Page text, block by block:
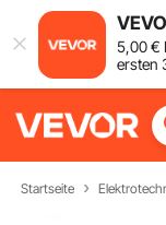
5,00€
ersten
Startseite